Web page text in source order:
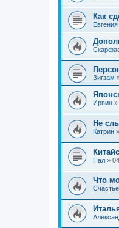
Как
Зигзам
Ирвин »
Не
Катрин »
Пал »
Что
Счастье